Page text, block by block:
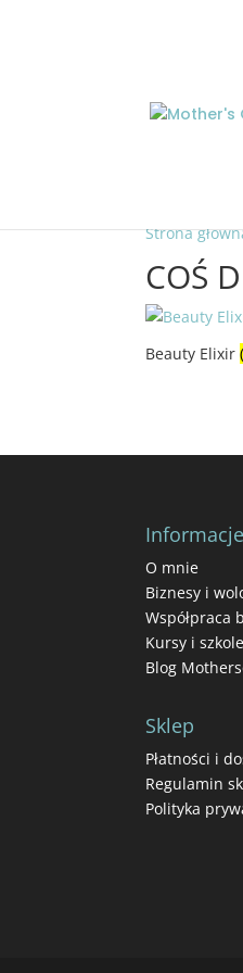
Strona
COŚ
Beauty Elixir
Informacje
O mnie
Biznesy i
Współpraca
Kursy i
Blog
Sklep
Płatności i
Regulamin
Polityka